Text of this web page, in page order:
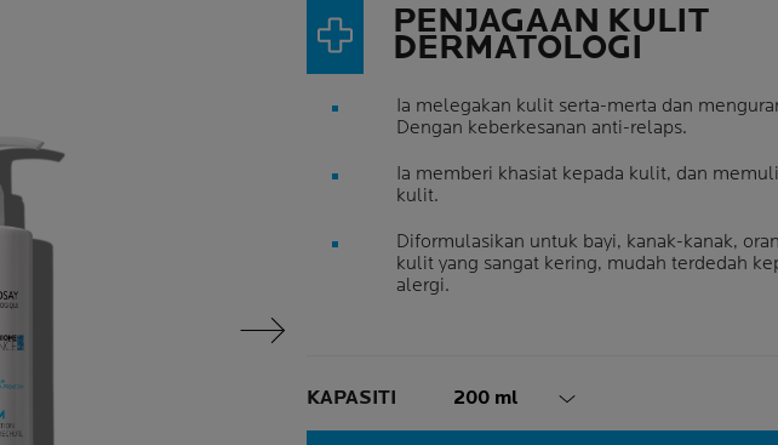
Panel Seterusnya
PENJAGAAN KULIT
DERMATOLOGI
Ia melegakan kulit serta-merta dan
Dengan keberkesanan anti-relaps.
Ia memberi khasiat kepada kulit, dan
kulit.
Diformulasikan untuk bayi, kanak-kanak,
kulit yang sangat kering, mudah terdedah
alergi.
KAPASITI Volume
200 ml